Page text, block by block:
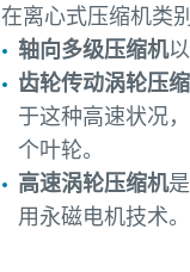
在离心式压缩机类
轴向多级压缩机
齿轮传动涡轮压
于这种高速状况
个叶轮。
高速涡轮压缩机
用永磁电机技术